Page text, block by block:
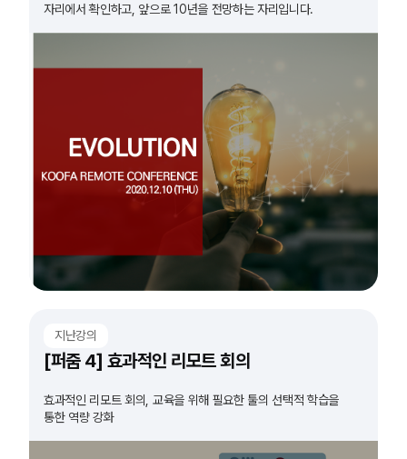
자리에서 확인하고, 앞으로 10년을 전망하는 자리입니다.
지난강의
[퍼줌 4] 효과적인 리모트 회의
효과적인 리모트 회의, 교육을 위해 필요한 툴의 선택적 학습을
통한 역량 강화